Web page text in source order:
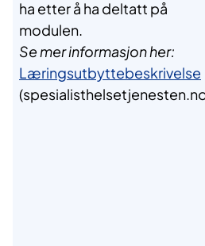
ha etter å ha deltatt på
modulen.
Se mer informasjon her:
Læringsutbyttebeskrivelse